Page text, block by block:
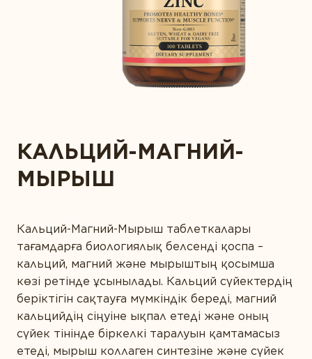
Денсаулығын қолдау
Диета және детокс
Дұрыс ас қорыту
Зейін қою және есте сақтау
Иммунитет
Күнделікті қолдау
Сау микрофлора
Спорт және фитнес
Сұлулық
ӨНІМ ТҮРІ БОЙЫНША
ӘЛЕМДІК ӨНДІРІС
АЛТЫН СТАНДАРТ
КОМПАНИЯНЫҢ ЖАҢАЛЫҚТАРЫ
САРАПТАМАЛЫҚ ҚОРЫТЫНДЫ
КАЛЬЦИЙ-МАГНИЙ-
МЫРЫШ
Кальций-Магний-Мырыш таблеткалары
тағамдарға биологиялық белсенді қоспа –
кальций, магний және мырыштың қосымша
көзі ретінде ұсынылады. Кальций сүйектердің
беріктігін сақтауға мүмкіндік береді, магний
кальцийдің сіңуіне ықпал етеді және оның
сүйек тінінде біркелкі таралуын қамтамасыз
етеді, мырыш коллаген синтезіне және сүйек
СІЗ БҰЛ ӨНІМДІ ЖАҚЫН АДАМДАРЫҢЫЗҒА
СІЗДІҢ ЖЫНЫСЫҢЫЗ
СІЗДІҢ ЖАСЫҢЫЗ
ӨЗІҢІЗДІ ТАНЫСТЫРЫҢЫЗ